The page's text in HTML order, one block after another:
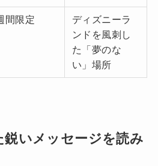
間限定
ディズニーラ
ンドを風刺し
た「夢のな
い」場所
いメッセージを読み